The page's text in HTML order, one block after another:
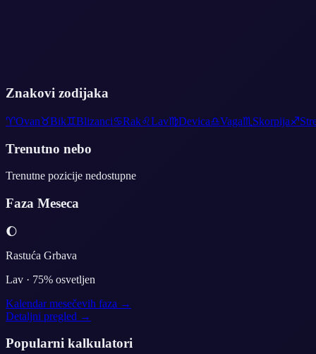
Znakovi zodijaka
♈Ovan♉Bik♊Blizanci♋Rak♌Lav♍Devica♎Vaga♏ Skorpija♐
Trenutno nebo
Trenutne pozicije nedostupne
Faza Meseca
🌔
Rastuća Grbava
Lav · 75% osvetljen
Kalendar mesečevih faza →
Detaljni pregled →
Popularni kalkulatori